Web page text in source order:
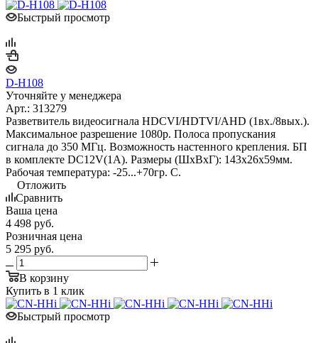
Быстрый просмотр
D-H108
Уточняйте у менеджера
Арт.: 313279
Разветвитель видеосигнала HDCVI/HDTVI/AHD (1вх./8вых.).
Максимальное разрешение 1080р. Полоса пропускания
сигнала до 350 МГц. Возможность настенного крепления. БП
в комплекте DC12V(1A). Размеры (ШxВxГ): 143x26x59мм.
Рабочая температура: -25...+70гр. С.
Отложить
Сравнить
Ваша цена
4 498 руб.
Розничная цена
5 295 руб.
В корзину
Купить в 1 клик
Быстрый просмотр